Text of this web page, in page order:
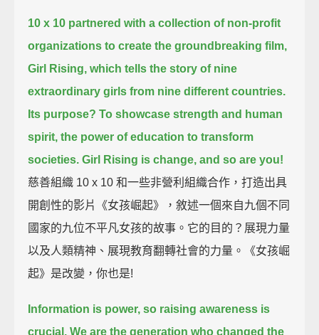
10 x 10 partnered with a collection of non-profit
organizations to create the groundbreaking film,
Girl Rising, which tells the story of nine
extraordinary girls from nine different countries.
Its purpose? To showcase strength and human
spirit, the power of education to transform
societies. Girl Rising is change, and so are you!
慈善組織 10 x 10 和一些非營利組織合作，打造出具
開創性的影片《女孩崛起》，敘述一個來自九個不同
國家的九位不平凡女孩的故事。它的目的？展現力量
以及人類精神、展現教育翻轉社會的力量。《女孩崛
起》是改變，你也是!
Information is power, so raising awareness is
crucial. We are the generation who changed the